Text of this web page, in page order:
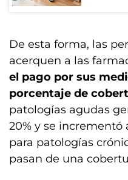
De esta forma, las
acerquen a las
el pago por sus
porcentaje de
patologías agudas
20% y se incrementó
para patologías
pasan de una